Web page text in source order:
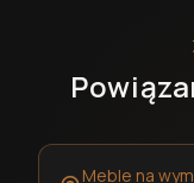
Meble na